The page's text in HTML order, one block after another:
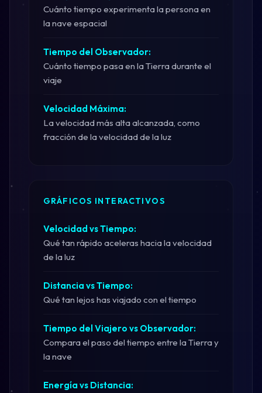
Cuánto tiempo experimenta la persona en
la nave espacial
Tiempo del Observador:
Cuánto tiempo pasa en la Tierra durante el
viaje
Velocidad Máxima:
La velocidad más alta alcanzada, como
fracción de la velocidad de la luz
GRÁFICOS INTERACTIVOS
Velocidad vs Tiempo:
Qué tan rápido aceleras hacia la velocidad
de la luz
Distancia vs Tiempo:
Qué tan lejos has viajado con el tiempo
Tiempo del Viajero vs Observador:
Compara el paso del tiempo entre la Tierra y
la nave
Energía vs Distancia: